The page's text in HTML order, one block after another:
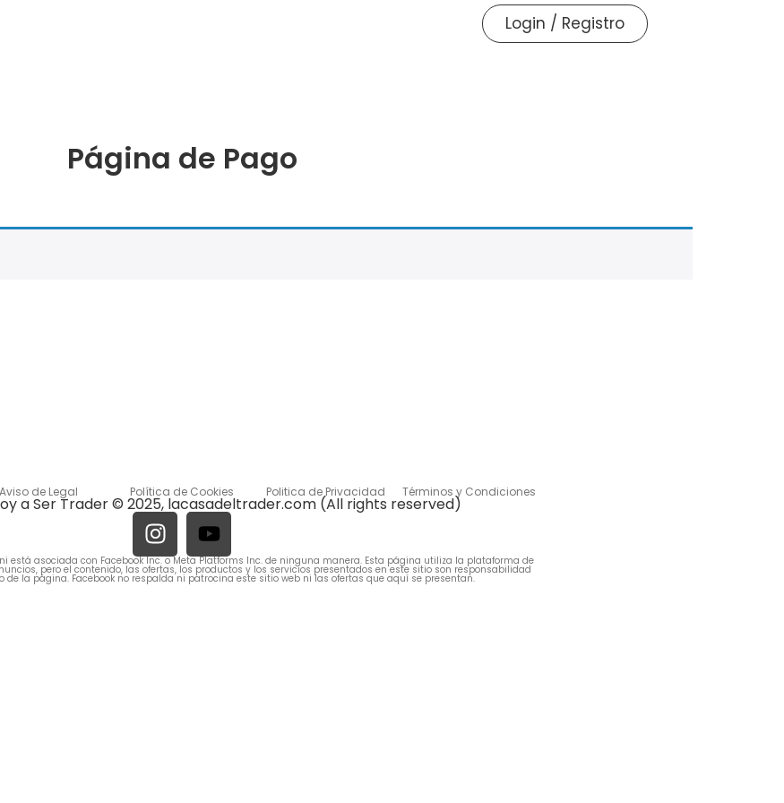
Login / Registro
Página de Pago
Aviso de Legal Política de Cookies Politica de Privacidad Términos y Condiciones
a Ser Trader © 2025, lacasadeltrader.com (All rights reserved)
está asociada con Facebook Inc. o Meta Platforms Inc. de ninguna manera. Esta página utiliza la plataforma de
pero el contenido, las ofertas, los productos y los servicios presentados en este sitio son responsabilidad
de la página. Facebook no respalda ni patrocina este sitio web ni las ofertas que aquí se presentan.